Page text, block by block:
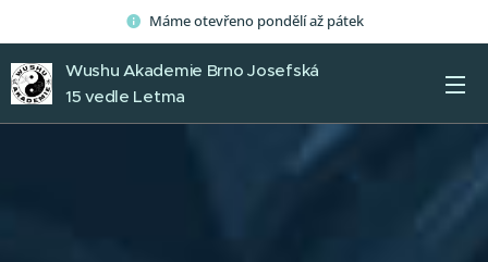
Máme otevřeno pondělí až pátek
Wushu Akademie Brno Josefská
15 vedle Letma